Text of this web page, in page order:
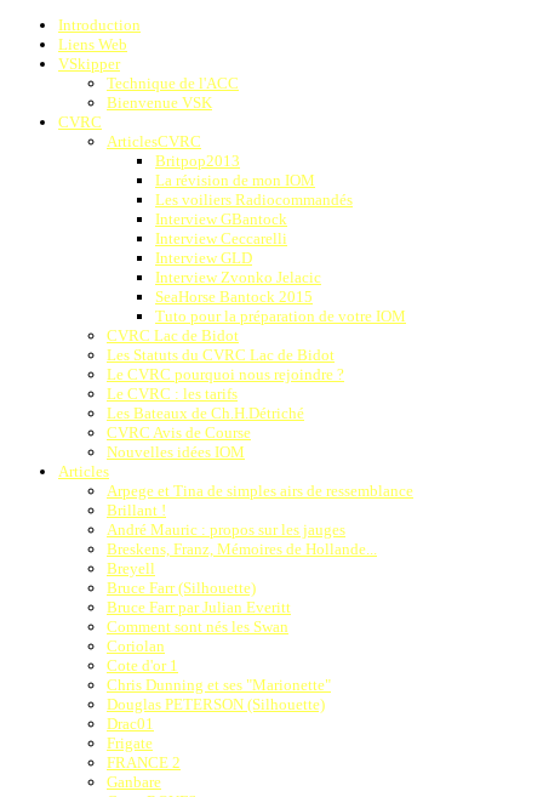
Introduction
Liens Web
VSkipper
Technique de l'ACC
Bienvenue VSK
CVRC
ArticlesCVRC
Britpop2013
La révision de mon IOM
Les voiliers Radiocommandés
Interview GBantock
Interview Ceccarelli
Interview GLD
Interview Zvonko Jelacic
SeaHorse Bantock 2015
Tuto pour la préparation de votre IOM
CVRC Lac de Bidot
Les Statuts du CVRC Lac de Bidot
Le CVRC pourquoi nous rejoindre ?
Le CVRC : les tarifs
Les Bateaux de Ch.H.Détriché
CVRC Avis de Course
Nouvelles idées IOM
Articles
Arpege et Tina de simples airs de ressemblance
Brillant !
André Mauric : propos sur les jauges
Breskens, Franz, Mémoires de Hollande...
Breyell
Bruce Farr (Silhouette)
Bruce Farr par Julian Everitt
Comment sont nés les Swan
Coriolan
Cote d'or 1
Chris Dunning et ses "Marionette"
Douglas PETERSON (Silhouette)
Drac01
Frigate
FRANCE 2
Ganbare